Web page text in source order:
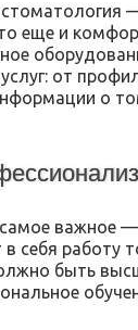
—
еще и
от
о
важное
в себя работу
быть